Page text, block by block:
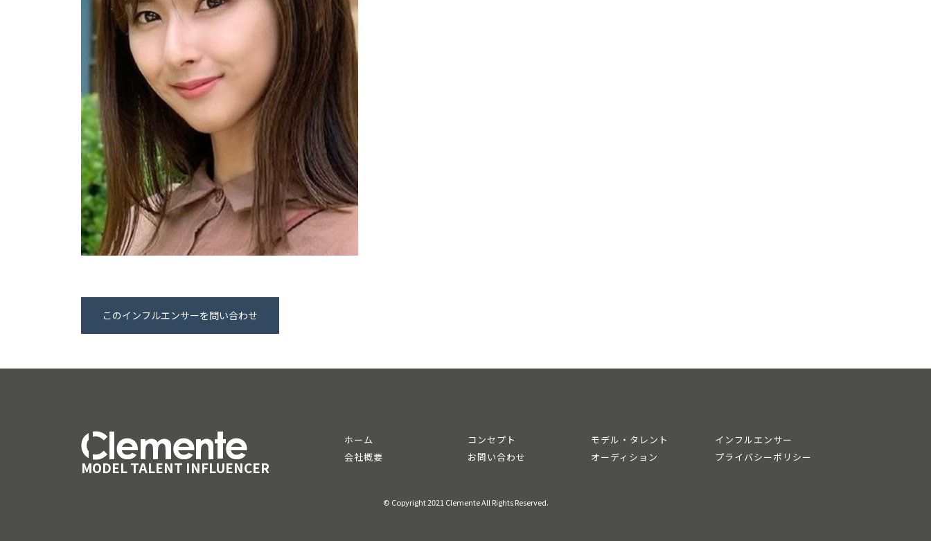
このインフルエンサーを問い合わせ
MODEL TALENT INFLUENCER
ホーム コンセプト モデル・タレント
インフルエンサー
会社概要
お問い合わせ オーディション プライバシーポリシー
© Copyright 2021 Clemente All Rights Reserved.